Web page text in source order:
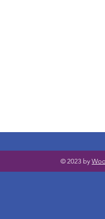
© 2023 by